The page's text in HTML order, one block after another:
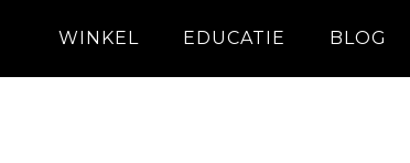
WINKEL EDUCATIE BLOG